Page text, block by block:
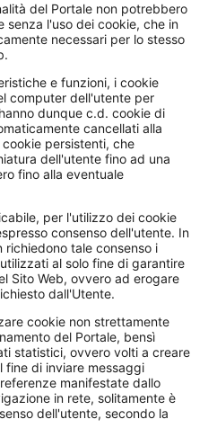
del Portale non potrebbero
senza l'uso dei cookie, che in
necessari per lo stesso
e funzioni, i cookie
computer dell'utente per
dunque c.d. cookie di
cancellati alla
persistenti, che
dell'utente fino ad una
fino alla eventuale
per l'utilizzo dei cookie
consenso dell'utente. In
richiedono tale consenso i
al solo fine di garantire
Sito Web, ovvero ad erogare
dall'Utente.
cookie non strettamente
del Portale, bensì
statistici, ovvero volti a creare
fine di inviare messaggi
manifestate dallo
in rete, solitamente è
dell'utente, secondo la